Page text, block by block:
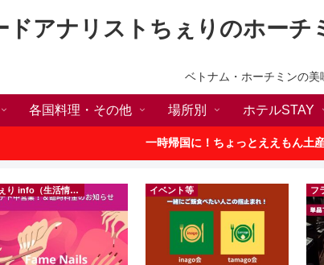
ドアナリストちぇりのホーチ
ベトナム・ホーチミンの美
各国料理・その他 場所別 ホテルSTAY
一時帰国に！ちょっとええもん土
ちぇり info（生活情報） イベント等 フ